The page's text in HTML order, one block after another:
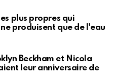
plus propres qui
produisent que de l'eau
Beckham et Nicola
leur anniversaire de